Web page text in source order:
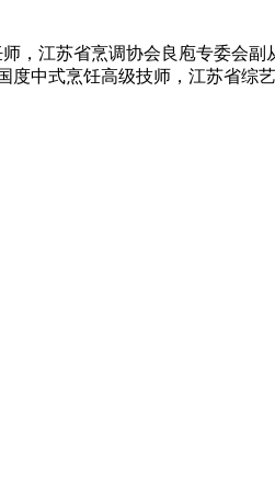
江苏省烹调协会良庖专委会副
中式烹饪高级技师，江苏省综